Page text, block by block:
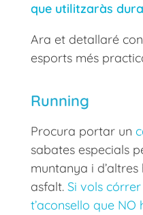
que utilitzaràs
Ara et detallaré
esports més
Running
Procura portar un
sabates especials
muntanya i
asfalt. Si vols
t’aconsello que NO